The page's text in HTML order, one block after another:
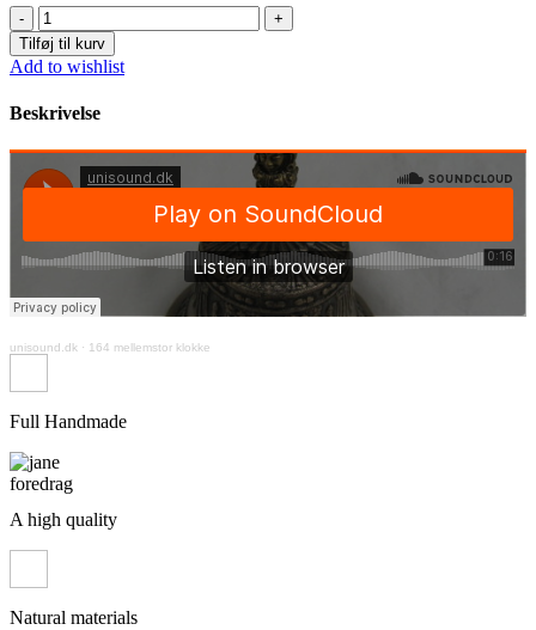
Mellemstor
klokke
antal
Tilføj til kurv
Add to wishlist
Beskrivelse
unisound.dk · 164 mellemstor klokke
Full Handmade
A high quality
Natural materials